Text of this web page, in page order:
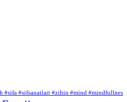
#sifa #sifsanatlari #zihin #mind #mindfullnes